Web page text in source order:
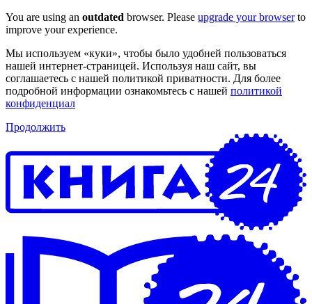
You are using an outdated browser. Please upgrade your browserto
improve your experience.
Мы используем «куки», чтобы было удобней пользоваться
нашей интернет-страницей. Используя наш сайт, вы
соглашаетесь с нашей политикой приватности. Для более
подробной информации ознакомьтесь с нашей политикой
конфиденциал
Продолжить